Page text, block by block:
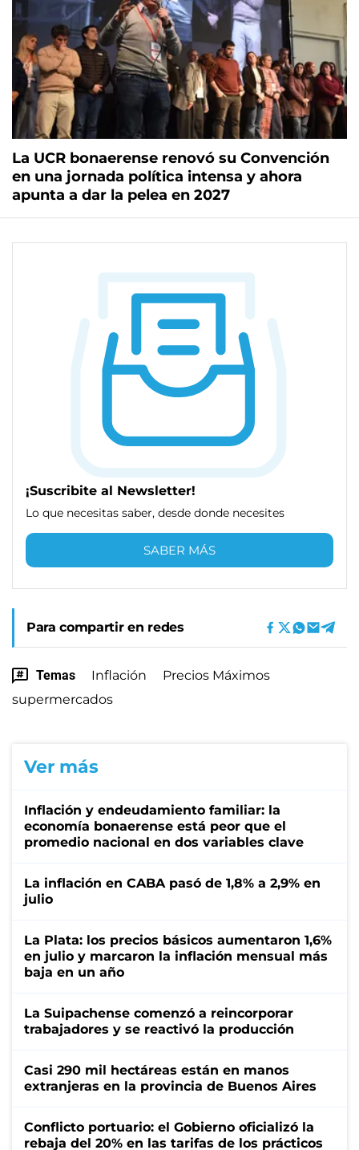
La UCR bonaerense renovó su Convención
en una jornada política intensa y ahora
apunta a dar la pelea en 2027
¡Suscribite al Newsletter!
Lo que necesitas saber, desde donde necesites
SABER MÁS
Para compartir en redes
Temas Inflación
Precios Máximos
supermercados
Ver más
Inflación y endeudamiento familiar: la
economía bonaerense está peor que el
promedio nacional en dos variables clave
La inflación en CABA pasó de 1,8% a 2,9% en
julio
La Plata: los precios básicos aumentaron 1,6%
en julio y marcaron la inflación mensual más
baja en un año
La Suipachense comenzó a reincorporar
trabajadores y se reactivó la producción
Casi 290 mil hectáreas están en manos
extranjeras en la provincia de Buenos Aires
Conflicto portuario: el Gobierno oficializó la
rebaja del 20% en las tarifas de los prácticos